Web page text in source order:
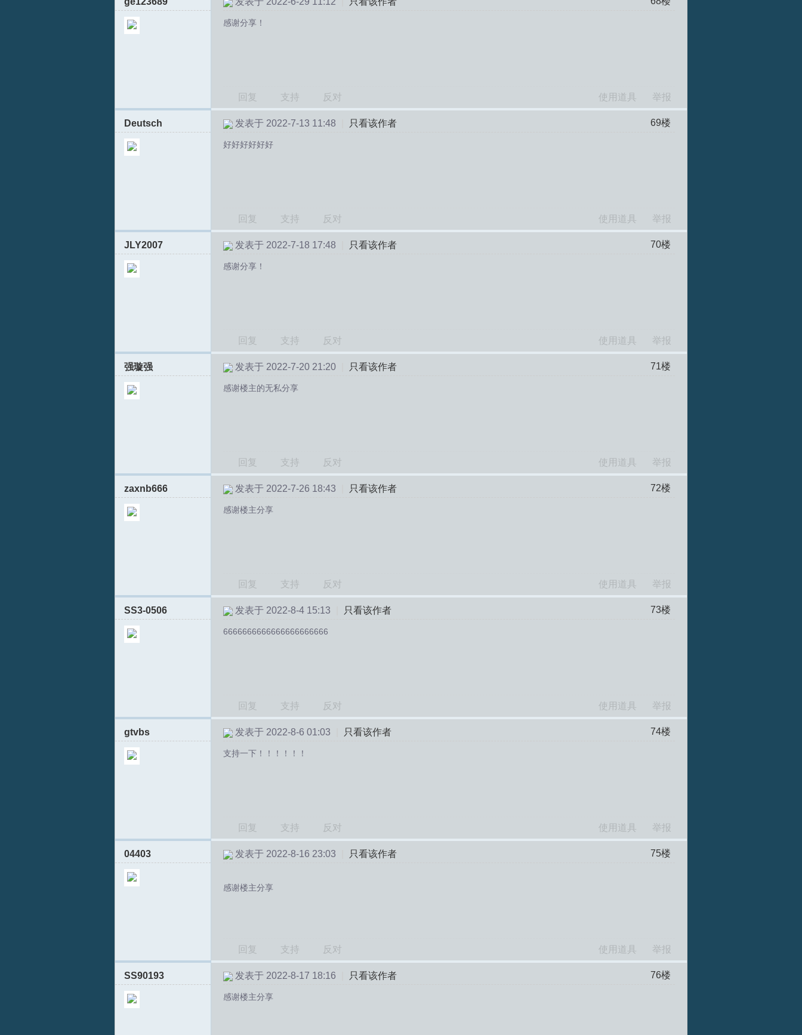
感谢分享！
回复 支持 反对 使用道具 举报
Deutsch 69楼
发表于 2022-7-13 11:48 只看该作者
好好好好好好
回复 支持 反对 使用道具 举报
JLY2007 70楼
发表于 2022-7-18 17:48 只看该作者
感谢分享！
回复 支持 反对 使用道具 举报
强璇强 71楼
发表于 2022-7-20 21:20 只看该作者
感谢楼主的无私分享
回复 支持 反对 使用道具 举报
zaxnb666 72楼
发表于 2022-7-26 18:43 只看该作者
感谢楼主分享
回复 支持 反对 使用道具 举报
SS3-0506 73楼
发表于 2022-8-4 15:13 只看该作者
6666666666666666666666
回复 支持 反对 使用道具 举报
gtvbs 74楼
发表于 2022-8-6 01:03 只看该作者
支持一下！！！！！！
回复 支持 反对 使用道具 举报
04403 75楼
发表于 2022-8-16 23:03 只看该作者
感谢楼主分享
回复 支持 反对 使用道具 举报
SS90193 76楼
发表于 2022-8-17 18:16 只看该作者
感谢楼主分享